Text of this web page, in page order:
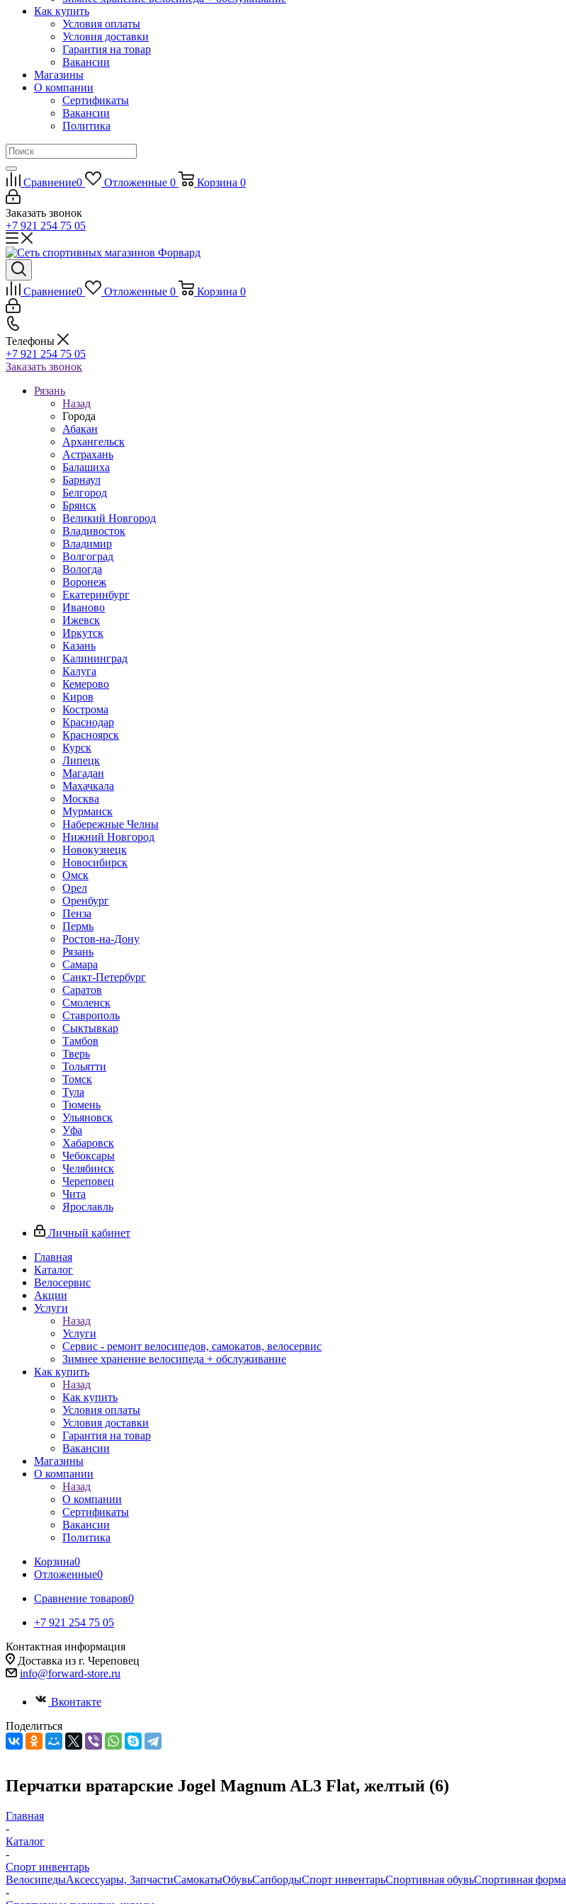
Как купить
Условия оплаты
Условия доставки
Гарантия на товар
Вакансии
Магазины
О компании
Сертификаты
Вакансии
Политика
Сравнение0 Отложенные 0 Корзина 0
Заказать звонок
+7 921 254 75 05
Сравнение0 Отложенные 0 Корзина 0
Телефоны
+7 921 254 75 05
Заказать звонок
Рязань
Назад
Города
Абакан
Архангельск
Астрахань
Балашиха
Барнаул
Белгород
Брянск
Великий Новгород
Владивосток
Владимир
Волгоград
Вологда
Воронеж
Екатеринбург
Иваново
Ижевск
Иркутск
Казань
Калининград
Калуга
Кемерово
Киров
Кострома
Краснодар
Красноярск
Курск
Липецк
Магадан
Махачкала
Москва
Мурманск
Набережные Челны
Нижний Новгород
Новокузнецк
Новосибирск
Омск
Орел
Оренбург
Пенза
Пермь
Ростов-на-Дону
Рязань
Самара
Санкт-Петербург
Саратов
Смоленск
Ставрополь
Сыктывкар
Тамбов
Тверь
Тольятти
Томск
Тула
Тюмень
Ульяновск
Уфа
Хабаровск
Чебоксары
Челябинск
Череповец
Чита
Ярославль
Личный кабинет
Главная
Каталог
Велосервис
Акции
Услуги
Назад
Услуги
Сервис - ремонт велосипедов, самокатов, велосервис
Зимнее хранение велосипеда + обслуживание
Как купить
Назад
Как купить
Условия оплаты
Условия доставки
Гарантия на товар
Вакансии
Магазины
О компании
Назад
О компании
Сертификаты
Вакансии
Политика
Корзина0
Отложенные0
Сравнение товаров0
+7 921 254 75 05
Контактная информация
Доставка из г. Череповец
info@forward-store.ru
Вконтакте
Поделиться
Перчатки вратарские Jogel Magnum AL3 Flat, желтый (6)
Главная
-
Каталог
-
Спорт инвентарь
ВелосипедыАксессуары, ЗапчастиСамокатыОбувьСапбордыСпорт инвентарьСпортивная обувьСпортивная форма
-